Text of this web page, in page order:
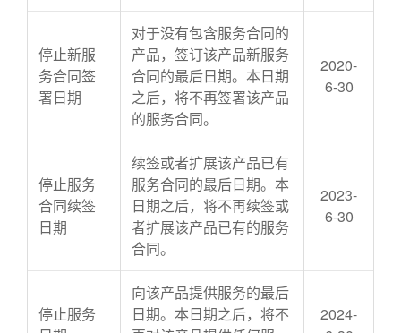
停止新服
务合同签
署日期
对于没有包含服务合同的
产品，签订该产品新服务
合同的最后日期。本日期
之后，将不再签署该产品
的服务合同。
2020-
6-30
停止服务
合同续签
日期
续签或者扩展该产品已有
服务合同的最后日期。本
日期之后，将不再续签或
者扩展该产品已有的服务
合同。
2023-
6-30
停止服务
向该产品提供服务的最后
日期。本日期之后，将不
2024-